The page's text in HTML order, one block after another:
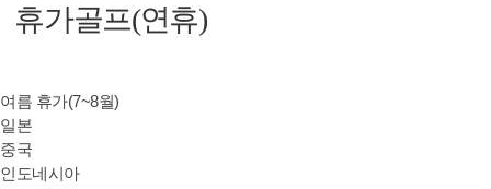
휴가골프(연휴)
여름 휴가(7~8월)
일본
중국
인도네시아